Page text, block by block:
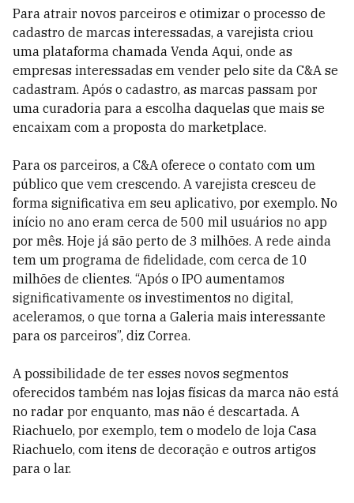
Para atrair novos parceiros e otimizar o processo de
cadastro de marcas interessadas, a varejista criou
uma plataforma chamada Venda Aqui, onde as
empresas interessadas em vender pelo site da C&A se
cadastram. Após o cadastro, as marcas passam por
uma curadoria para a escolha daquelas que mais se
encaixam com a proposta do marketplace.
Para os parceiros, a C&A oferece o contato com um
público que vem crescendo. A varejista cresceu de
forma significativa em seu aplicativo, por exemplo. No
início no ano eram cerca de 500 mil usuários no app
por mês. Hoje já são perto de 3 milhões. A rede ainda
tem um programa de fidelidade, com cerca de 10
milhões de clientes. “Após o IPO aumentamos
significativamente os investimentos no digital,
aceleramos, o que torna a Galeria mais interessante
para os parceiros”, diz Correa.
A possibilidade de ter esses novos segmentos
oferecidos também nas lojas físicas da marca não está
no radar por enquanto, mas não é descartada. A
Riachuelo, por exemplo, tem o modelo de loja Casa
Riachuelo, com itens de decoração e outros artigos
para o lar.